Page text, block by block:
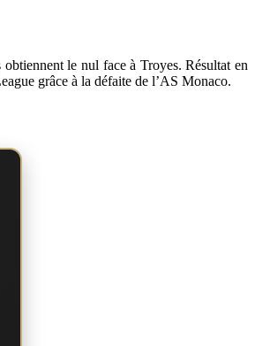
le nul face à Troyes. Résultat en
grâce à la défaite de l’AS Monaco.